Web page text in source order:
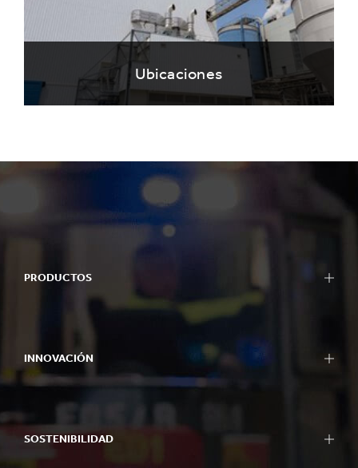
Ubicaciones
PRODUCTOS
INNOVACIÓN
SOSTENIBILIDAD